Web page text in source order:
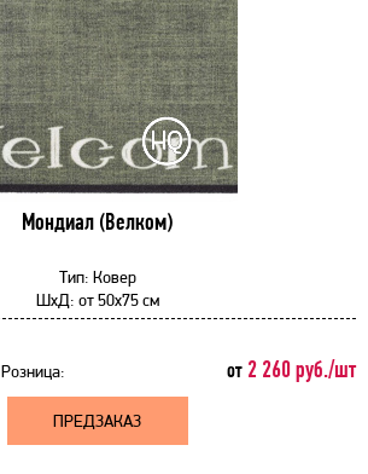
Мондиал (Велком)
Тип: Ковер
ШхД: от50x75 см
Розница: от 2 260 руб./шт
ПРЕДЗАКАЗ